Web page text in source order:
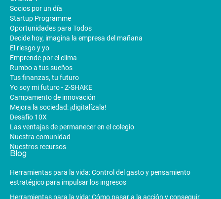
Socios por un día
Startup Programme
Oportunidades para Todos
Decide hoy, imagina la empresa del mañana
El riesgo y yo
Emprende por el clima
Rumbo a tus sueños
Tus finanzas, tu futuro
Yo soy mi futuro - Z-SHAKE
Campamento de innovación
Mejora la sociedad: ¡digitalízala!
Desafío 10X
Las ventajas de permanecer en el colegio
Nuestra comunidad
Nuestros recursos
Blog
Herramientas para la vida: Control del gasto y pensamiento
estratégico para impulsar los ingresos
Herramientas para la vida: Cómo pasar a la acción y conseguir